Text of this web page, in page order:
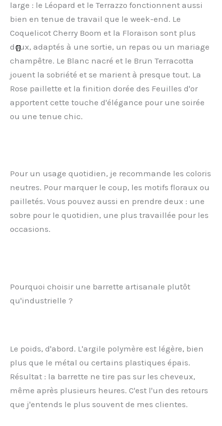
large : le Léopard et le Terrazzo fonctionnent aussi
bien en tenue de travail que le week-end. Le
Coquelicot Cherry Boom et la Floraison sont plus
doux, adaptés à une sortie, un repas ou un mariage
champêtre. Le Blanc nacré et le Brun Terracotta
jouent la sobriété et se marient à presque tout. La
Rose paillette et la finition dorée des Feuilles d'or
apportent cette touche d'élégance pour une soirée
ou une tenue chic.
Pour un usage quotidien, je recommande les coloris
neutres. Pour marquer le coup, les motifs floraux ou
pailletés. Vous pouvez aussi en prendre deux : une
sobre pour le quotidien, une plus travaillée pour les
occasions.
Pourquoi choisir une barrette artisanale plutôt
qu'industrielle ?
Le poids, d'abord. L'argile polymère est légère, bien
plus que le métal ou certains plastiques épais.
Résultat : la barrette ne tire pas sur les cheveux,
même après plusieurs heures. C'est l'un des retours
que j'entends le plus souvent de mes clientes.